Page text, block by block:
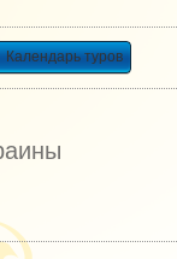
Календарь туров